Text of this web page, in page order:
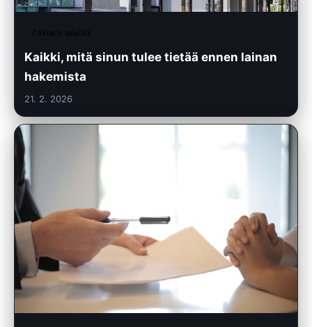
Základy půjček
Kaikki, mitä sinun tulee tietää ennen lainan
hakemista
21. 2. 2026